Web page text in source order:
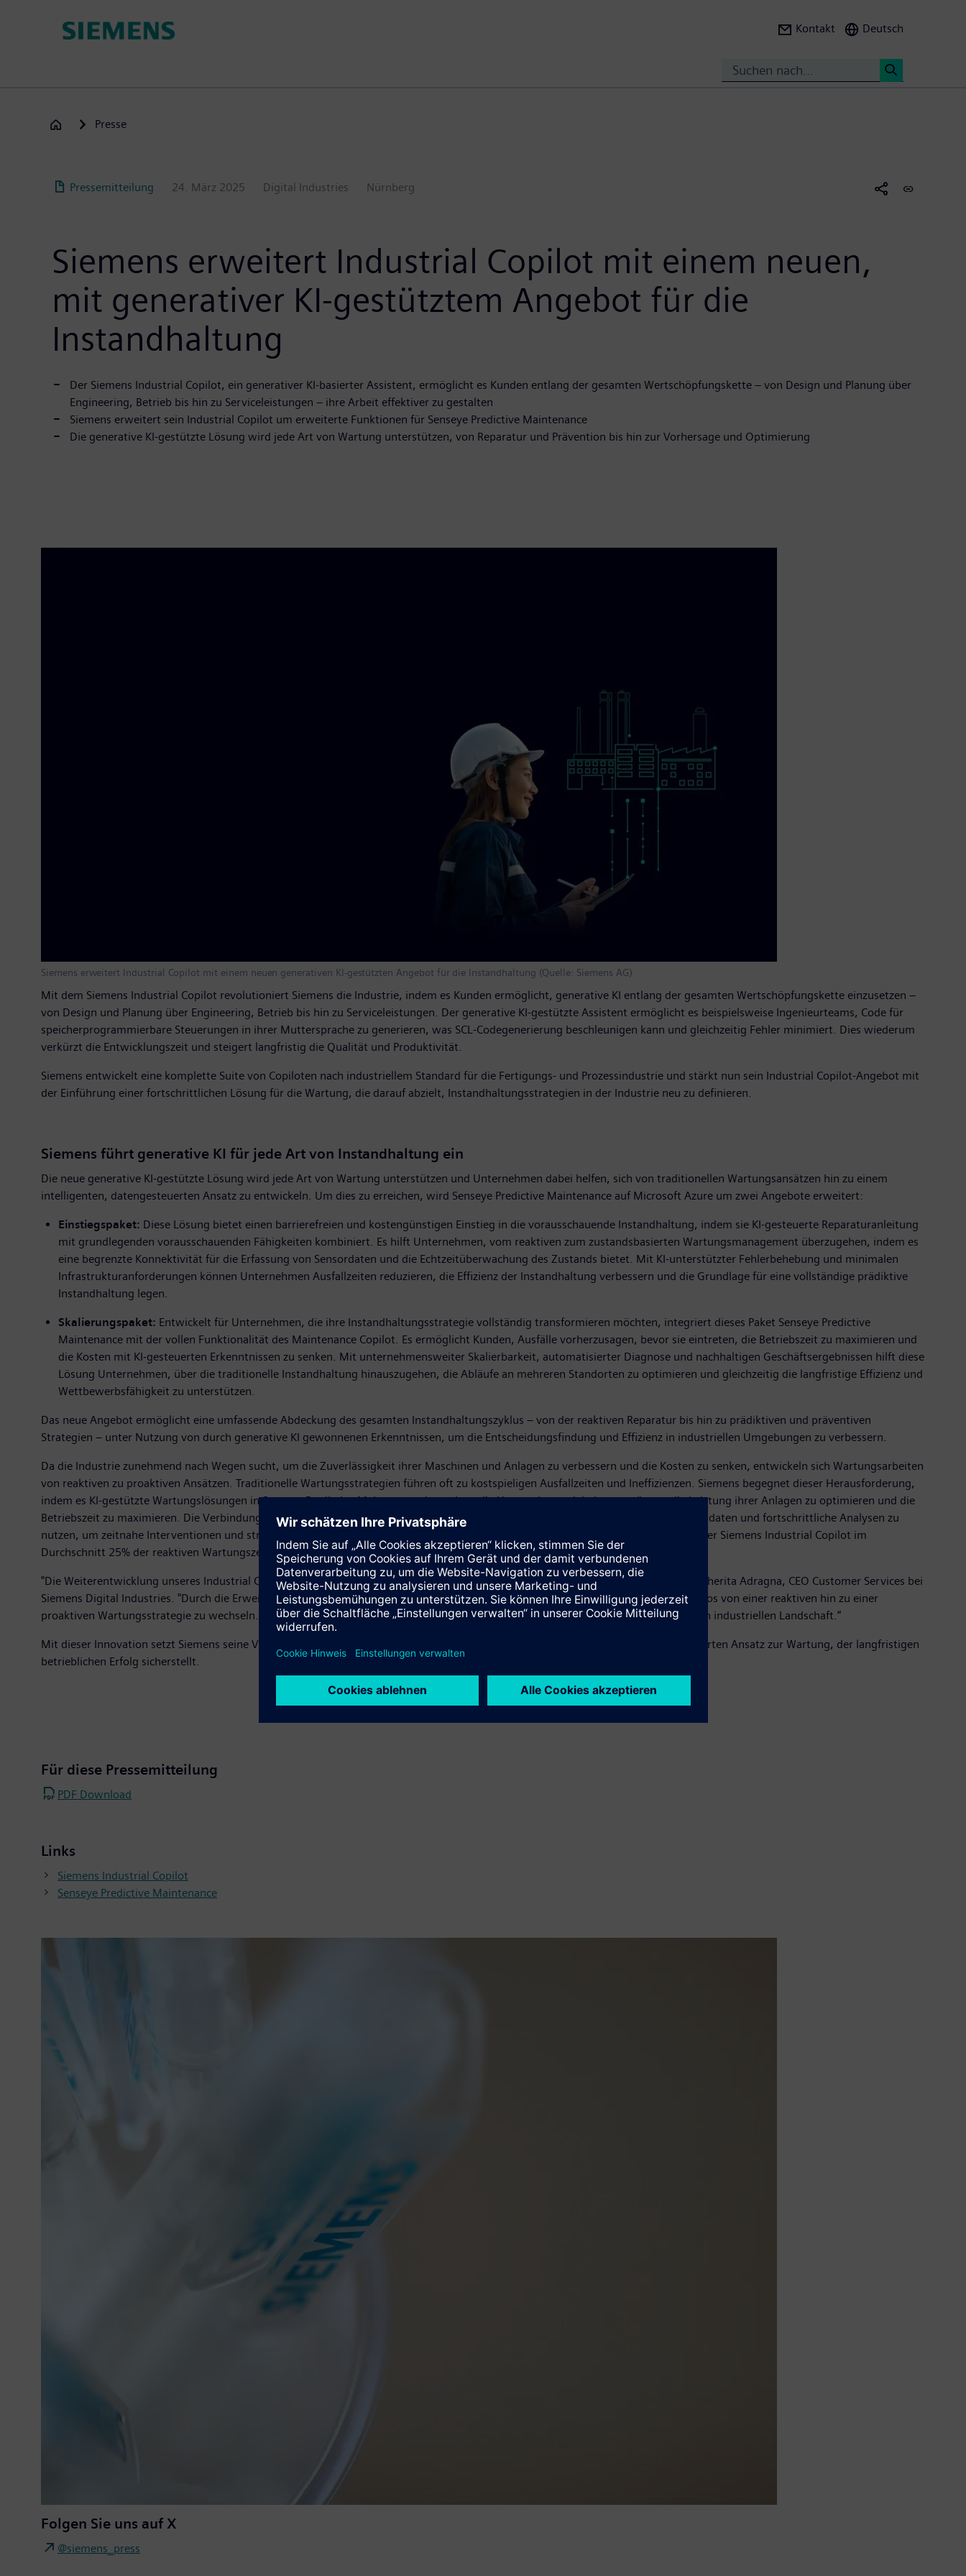
Kontakt Deutsch
Presse
Pressemitteilung 24. März 2025 Digital Industries Nürnberg
Siemens erweitert Industrial Copilot mit einem neuen,
mit generativer KI-gestütztem Angebot für die
Instandhaltung
Der Siemens Industrial Copilot, ein generativer KI-basierter Assistent, ermöglicht es Kunden entlang der gesamten Wertschöpfungskette – von Design und Planung über
Engineering, Betrieb bis hin zu Serviceleistungen – ihre Arbeit effektiver zu gestalten
Siemens erweitert sein Industrial Copilot um erweiterte Funktionen für Senseye Predictive Maintenance
Die generative KI-gestützte Lösung wird jede Art von Wartung unterstützen, von Reparatur und Prävention bis hin zur Vorhersage und Optimierung
Siemens erweitert Industrial Copilot mit einem neuen generativen KI-gestützten Angebot für die Instandhaltung (Quelle: Siemens AG)
Mit dem Siemens Industrial Copilot revolutioniert Siemens die Industrie, indem es Kunden ermöglicht, generative KI entlang der gesamten Wertschöpfungskette einzusetzen –
von Design und Planung über Engineering, Betrieb bis hin zu Serviceleistungen. Der generative KI-gestützte Assistent ermöglicht es beispielsweise Ingenieurteams, Code für
speicherprogrammierbare Steuerungen in ihrer Muttersprache zu generieren, was SCL-Codegenerierung beschleunigen kann und gleichzeitig Fehler minimiert. Dies wiederum
verkürzt die Entwicklungszeit und steigert langfristig die Qualität und Produktivität.
Siemens entwickelt eine komplette Suite von Copiloten nach industriellem Standard für die Fertigungs- und Prozessindustrie und stärkt nun sein Industrial Copilot-Angebot mit
der Einführung einer fortschrittlichen Lösung für die Wartung, die darauf abzielt, Instandhaltungsstrategien in der Industrie neu zu definieren.
Siemens führt generative KI für jede Art von Instandhaltung ein
Die neue generative KI-gestützte Lösung wird jede Art von Wartung unterstützen und Unternehmen dabei helfen, sich von traditionellen Wartungsansätzen hin zu einem
intelligenten, datengesteuerten Ansatz zu entwickeln. Um dies zu erreichen, wird Senseye Predictive Maintenance auf Microsoft Azure um zwei Angebote erweitert:
Einstiegspaket: Diese Lösung bietet einen barrierefreien und kostengünstigen Einstieg in die vorausschauende Instandhaltung, indem sie KI-gesteuerte Reparaturanleitung
mit grundlegenden vorausschauenden Fähigkeiten kombiniert. Es hilft Unternehmen, vom reaktiven zum zustandsbasierten Wartungsmanagement überzugehen, indem es
eine begrenzte Konnektivität für die Erfassung von Sensordaten und die Echtzeitüberwachung des Zustands bietet. Mit KI-unterstützter Fehlerbehebung und minimalen
Infrastrukturanforderungen können Unternehmen Ausfallzeiten reduzieren, die Effizienz der Instandhaltung verbessern und die Grundlage für eine vollständige prädiktive
Instandhaltung legen.
Skalierungspaket: Entwickelt für Unternehmen, die ihre Instandhaltungsstrategie vollständig transformieren möchten, integriert dieses Paket Senseye Predictive
Maintenance mit der vollen Funktionalität des Maintenance Copilot. Es ermöglicht Kunden, Ausfälle vorherzusagen, bevor sie eintreten, die Betriebszeit zu maximieren und
die Kosten mit KI-gesteuerten Erkenntnissen zu senken. Mit unternehmensweiter Skalierbarkeit, automatisierter Diagnose und nachhaltigen Geschäftsergebnissen hilft diese
Lösung Unternehmen, über die traditionelle Instandhaltung hinauszugehen, die Abläufe an mehreren Standorten zu optimieren und gleichzeitig die langfristige Effizienz und
Wettbewerbsfähigkeit zu unterstützen.
Das neue Angebot ermöglicht eine umfassende Abdeckung des gesamten Instandhaltungszyklus – von der reaktiven Reparatur bis hin zu prädiktiven und präventiven
Strategien – unter Nutzung von durch generative KI gewonnenen Erkenntnissen, um die Entscheidungsfindung und Effizienz in industriellen Umgebungen zu verbessern.
Da die Industrie zunehmend nach Wegen sucht, um die Zuverlässigkeit ihrer Maschinen und Anlagen zu verbessern und die Kosten zu senken, entwickeln sich Wartungsarbeiten
von reaktiven zu proaktiven Ansätzen. Traditionelle Wartungsstrategien führen oft zu kostspieligen Ausfallzeiten und Ineffizienzen. Siemens begegnet dieser Herausforderung,
indem es KI-gestützte Wartungslösungen in Senseye Predictive Maintenance integriert, die Unternehmen dabei unterstützen, die Leistung ihrer Anlagen zu optimieren und die
Betriebszeit zu maximieren. Die Verbindung von generativer KI und vorausschauender Wartung ermöglicht es Unternehmen, Echtzeitdaten und fortschrittliche Analysen zu
nutzen, um zeitnahe Interventionen und strategische Planung sicherzustellen. Die ersten Pilotanwendungsfälle haben gezeigt, dass der Siemens Industrial Copilot im
Durchschnitt 25% der reaktiven Wartungszeit einspart.
"Die Weiterentwicklung unseres Industrial Copilot ist ein bedeutender Schritt, um Wartungsvorgänge zu transformieren", sagte Margherita Adragna, CEO Customer Services bei
Siemens Digital Industries. "Durch die Erweiterung unserer Predictive Maintenance-Lösungen ermöglichen wir es Unternehmen nahtlos von einer reaktiven hin zu einer
proaktiven Wartungsstrategie zu wechseln. Damit fördern wir die Effizienz und Wettbewerbsfähigkeit in einer zunehmend komplexen industriellen Landschaft.“
Mit dieser Innovation setzt Siemens seine Vision einer digitalisierten Industrie fort und bietet Kunden einen intelligenten und integrierten Ansatz zur Wartung, der langfristigen
betrieblichen Erfolg sicherstellt.
Für diese Pressemitteilung
PDF Download
Links
Siemens Industrial Copilot
Senseye Predictive Maintenance
Folgen Sie uns auf X
@siemens_press